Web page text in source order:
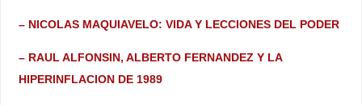
– NICOLAS MAQUIAVELO: VIDA Y LECCIONES DEL PODER
– RAUL ALFONSIN, ALBERTO FERNANDEZ Y LA
HIPERINFLACION DE 1989